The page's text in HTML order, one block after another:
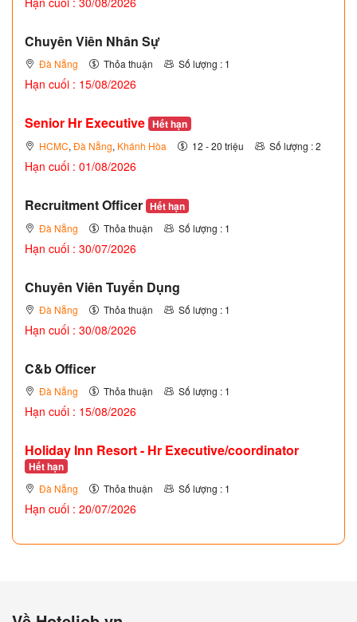
Chuyên Viên Nhân Sự
Đà Nẵng Thỏa thuận Số lượng : 1
Hạn cuối : 15/08/2026
Senior Hr Executive Hết hạn
HCMC, Đà Nẵng, Khánh Hòa 12 - 20 triệu Số lượng : 2
Hạn cuối : 01/08/2026
Recruitment Officer Hết hạn
Đà Nẵng Thỏa thuận Số lượng : 1
Hạn cuối : 30/07/2026
Chuyên Viên Tuyển Dụng
Đà Nẵng Thỏa thuận Số lượng : 1
Hạn cuối : 30/08/2026
C&b Officer
Đà Nẵng Thỏa thuận Số lượng : 1
Hạn cuối : 15/08/2026
Holiday Inn Resort - Hr Executive/coordinator
Hết hạn
Đà Nẵng Thỏa thuận Số lượng : 1
Hạn cuối : 20/07/2026